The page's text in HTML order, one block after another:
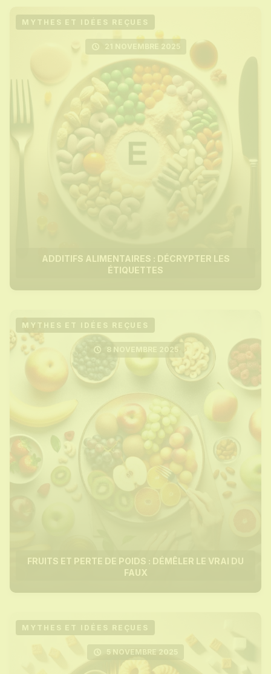
MYTHES ET IDÉES REÇUES
ADDITIFS ALIMENTAIRES : DÉCRYPTER LES
ÉTIQUETTES
21 NOVEMBRE 2025
MYTHES ET IDÉES REÇUES
FRUITS ET PERTE DE POIDS : DÉMÊLER LE VRAI DU
FAUX
8 NOVEMBRE 2025
MYTHES ET IDÉES REÇUES
5 NOVEMBRE 2025